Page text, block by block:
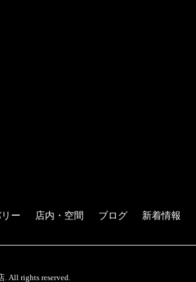
ー 店内・空間 ブログ 新着情報
All rights reserved.